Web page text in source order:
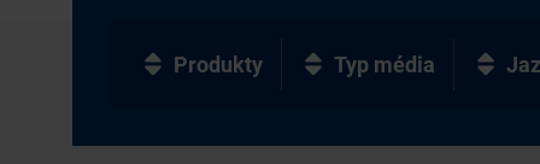
Produkty Typ média